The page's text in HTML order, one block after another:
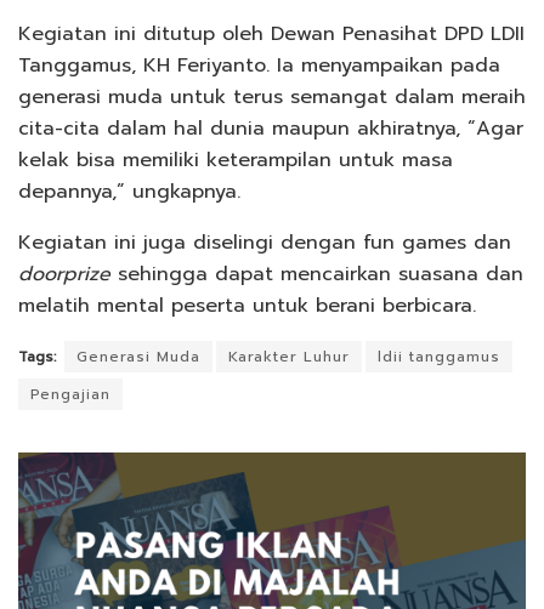
Kegiatan ini ditutup oleh Dewan Penasihat DPD LDII
Tanggamus, KH Feriyanto. Ia menyampaikan pada
generasi muda untuk terus semangat dalam meraih
cita-cita dalam hal dunia maupun akhiratnya, “Agar
kelak bisa memiliki keterampilan untuk masa
depannya,” ungkapnya.
Kegiatan ini juga diselingi dengan fun games dan
doorprize sehingga dapat mencairkan suasana dan
melatih mental peserta untuk berani berbicara.
Tags: Generasi Muda Karakter Luhur
ldii tanggamus
Pengajian